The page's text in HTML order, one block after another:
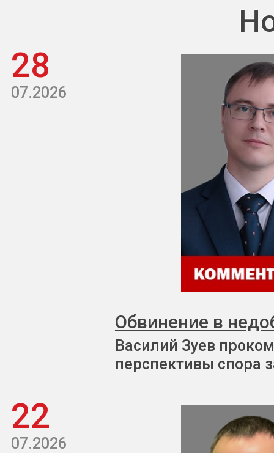
28
07.2026
Обвинение в
Василий Зуев
перспективы спора
22
07.2026